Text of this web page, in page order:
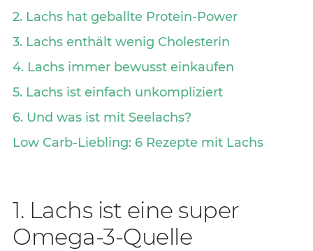
2. Lachs hat geballte Protein-Power
3. Lachs enthält wenig Cholesterin
4. Lachs immer bewusst einkaufen
5. Lachs ist einfach unkompliziert
6. Und was ist mit Seelachs?
Low Carb-Liebling: 6 Rezepte mit Lachs
1. Lachs ist eine super
Omega-3-Quelle